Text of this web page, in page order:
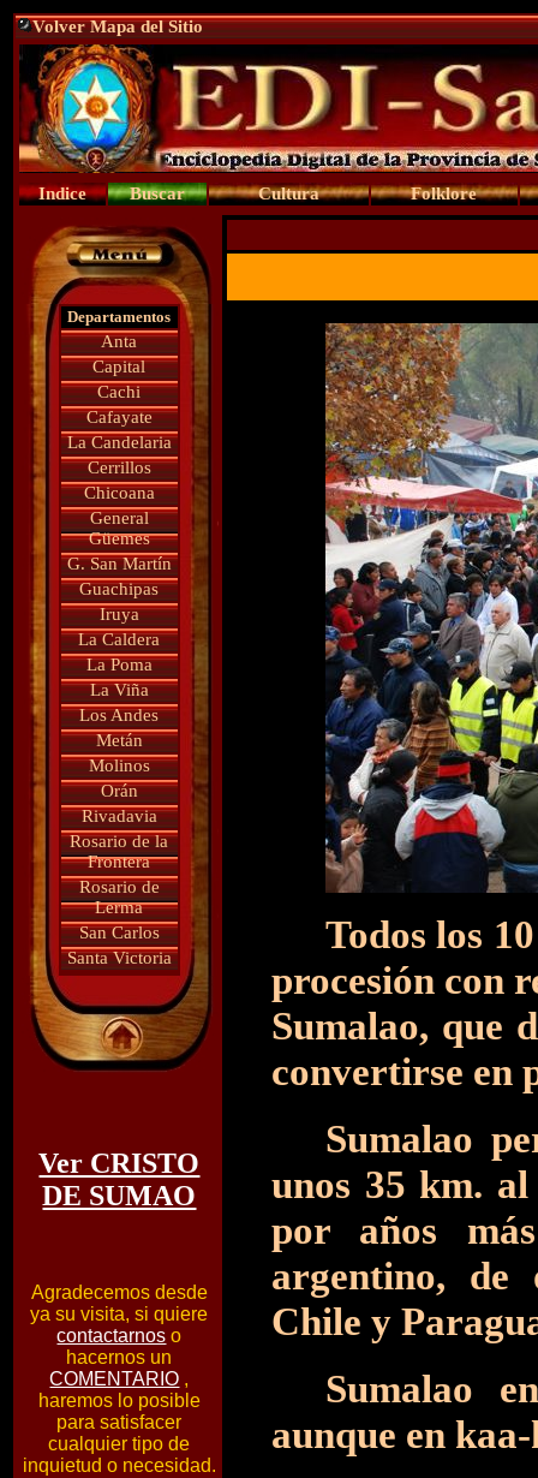
Volver Mapa del Sitio
Indice Buscar Cultura Folklore
Departamentos
Anta
Capital
Cachi
Cafayate
La Candelaria
Cerrillos
Chicoana
General
Güemes
G. San Martín
Guachipas
Iruya
La Caldera
La Poma
La Viña
Los Andes
Metán
Molinos
Orán
Rivadavia
Rosario de la
Frontera
Rosario de
Lerma
San Carlos
Santa Victoria
Ver CRISTO
DE SUMAO
Agradecemos desde
ya su visita, si quiere
contactarnos o
hacernos un
COMENTARIO ,
haremos lo posible
para satisfacer
cualquier tipo de
inquietud o necesidad.
Todos los
procesión con
Sumalao, que
convertirse en
Sumalao
unos 35 km.
por años
argentino, de
Chile y
Sumalao
aunque en